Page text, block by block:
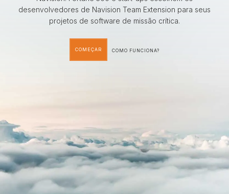
desenvolvedores de Navision Team Extension para seus
projetos de software de missão crítica.
COMEÇAR COMO FUNCIONA?